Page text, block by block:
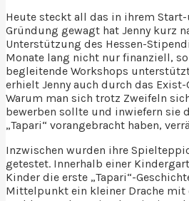
Heute steckt all das in ihrem Start-
Gründung gewagt hat Jenny kurz
Unterstützung des Hessen-
Monate lang nicht nur finanziell,
begleitende Workshops
erhielt Jenny auch durch das
Warum man sich trotz Zweifeln
bewerben sollte und inwiefern sie
„Tapari“ vorangebracht haben,
Inzwischen wurden ihre
getestet. Innerhalb einer
Kinder die erste „Tapari“-
Mittelpunkt ein kleiner Drache mit